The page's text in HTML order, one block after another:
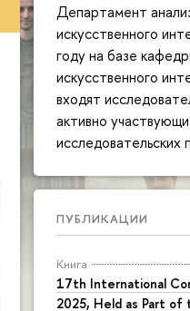
Департамент
искусственного
году на базе
искусственного
входят
активно
исследовательских
ПУБЛИКАЦИИ
Книга
17th International
2025, Held as Part